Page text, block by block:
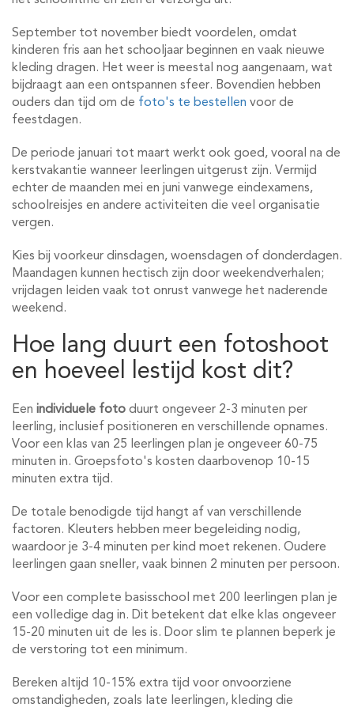
September tot november biedt voordelen, omdat
kinderen fris aan het schooljaar beginnen en vaak nieuwe
kleding dragen. Het weer is meestal nog aangenaam, wat
bijdraagt aan een ontspannen sfeer. Bovendien hebben
ouders dan tijd om de foto's te bestellen voor de
feestdagen.
De periode januari tot maart werkt ook goed, vooral na de
kerstvakantie wanneer leerlingen uitgerust zijn. Vermijd
echter de maanden mei en juni vanwege eindexamens,
schoolreisjes en andere activiteiten die veel organisatie
vergen.
Kies bij voorkeur dinsdagen, woensdagen of donderdagen.
Maandagen kunnen hectisch zijn door weekendverhalen;
vrijdagen leiden vaak tot onrust vanwege het naderende
weekend.
Hoe lang duurt een fotoshoot
en hoeveel lestijd kost dit?
Een individuele foto duurt ongeveer 2-3 minuten per
leerling, inclusief positioneren en verschillende opnames.
Voor een klas van 25 leerlingen plan je ongeveer 60-75
minuten in. Groepsfoto's kosten daarbovenop 10-15
minuten extra tijd.
De totale benodigde tijd hangt af van verschillende
factoren. Kleuters hebben meer begeleiding nodig,
waardoor je 3-4 minuten per kind moet rekenen. Oudere
leerlingen gaan sneller, vaak binnen 2 minuten per persoon.
Voor een complete basisschool met 200 leerlingen plan je
een volledige dag in. Dit betekent dat elke klas ongeveer
15-20 minuten uit de les is. Door slim te plannen beperk je
de verstoring tot een minimum.
Bereken altijd 10-15% extra tijd voor onvoorziene
omstandigheden, zoals late leerlingen, kleding die